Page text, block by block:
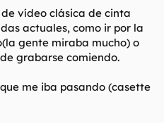
vídeo clásica de cinta
actuales, como ir por la
gente miraba mucho) o
grabarse comiendo.
me iba pasando (casette